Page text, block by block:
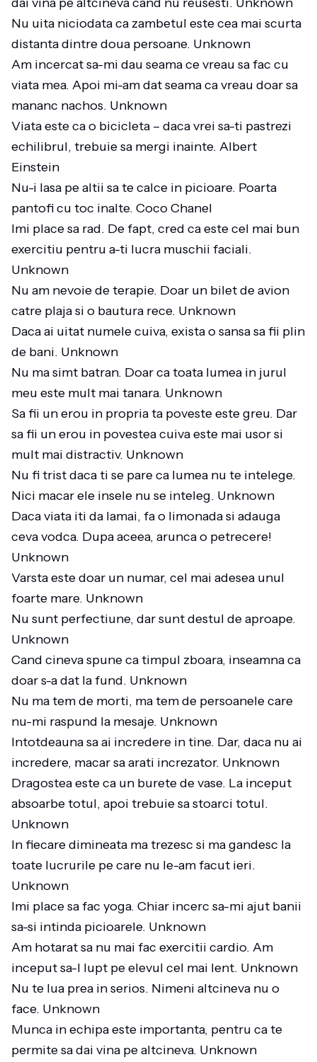
Nu uita niciodata ca zambetul este cea mai scurta
distanta dintre doua persoane. Unknown
Am incercat sa-mi dau seama ce vreau sa fac cu
viata mea. Apoi mi-am dat seama ca vreau doar sa
mananc nachos. Unknown
Viata este ca o bicicleta – daca vrei sa-ti pastrezi
echilibrul, trebuie sa mergi inainte. Albert
Einstein
Nu-i lasa pe altii sa te calce in picioare. Poarta
pantofi cu toc inalte. Coco Chanel
Imi place sa rad. De fapt, cred ca este cel mai bun
exercitiu pentru a-ti lucra muschii faciali.
Unknown
Nu am nevoie de terapie. Doar un bilet de avion
catre plaja si o bautura rece. Unknown
Daca ai uitat numele cuiva, exista o sansa sa fii plin
de bani. Unknown
Nu ma simt batran. Doar ca toata lumea in jurul
meu este mult mai tanara. Unknown
Sa fii un erou in propria ta poveste este greu. Dar
sa fii un erou in povestea cuiva este mai usor si
mult mai distractiv. Unknown
Nu fi trist daca ti se pare ca lumea nu te intelege.
Nici macar ele insele nu se inteleg. Unknown
Daca viata iti da lamai, fa o limonada si adauga
ceva vodca. Dupa aceea, arunca o petrecere!
Unknown
Varsta este doar un numar, cel mai adesea unul
foarte mare. Unknown
Nu sunt perfectiune, dar sunt destul de aproape.
Unknown
Cand cineva spune ca timpul zboara, inseamna ca
doar s-a dat la fund. Unknown
Nu ma tem de morti, ma tem de persoanele care
nu-mi raspund la mesaje. Unknown
Intotdeauna sa ai incredere in tine. Dar, daca nu ai
incredere, macar sa arati increzator. Unknown
Dragostea este ca un burete de vase. La inceput
absoarbe totul, apoi trebuie sa stoarci totul.
Unknown
In fiecare dimineata ma trezesc si ma gandesc la
toate lucrurile pe care nu le-am facut ieri.
Unknown
Imi place sa fac yoga. Chiar incerc sa-mi ajut banii
sa-si intinda picioarele. Unknown
Am hotarat sa nu mai fac exercitii cardio. Am
inceput sa-l lupt pe elevul cel mai lent. Unknown
Nu te lua prea in serios. Nimeni altcineva nu o
face. Unknown
Munca in echipa este importanta, pentru ca te
permite sa dai vina pe altcineva. Unknown